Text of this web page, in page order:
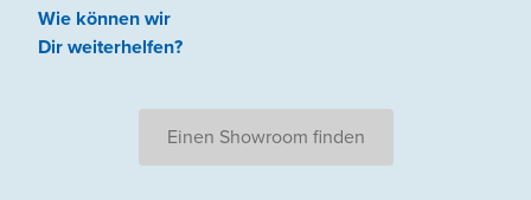
Wie können wir
Dir weiterhelfen?
Einen Showroom finden